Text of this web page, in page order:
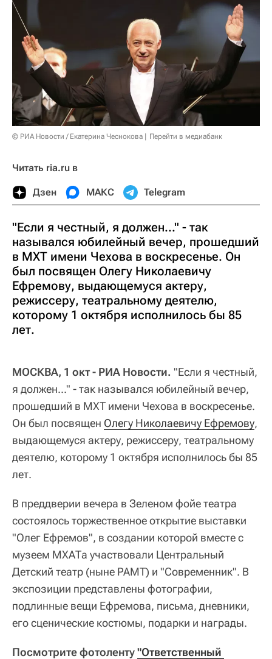
© РИА Новости / Екатерина Чеснокова Перейти в медиабанк
Читать ria.ru в
Дзен МАКС Telegram
"Если я честный, я должен..." - так
назывался юбилейный вечер, прошедший
в МХТ имени Чехова в воскресенье. Он
был посвящен Олегу Николаевичу
Ефремову, выдающемуся актеру,
режиссеру, театральному деятелю,
которому 1 октября исполнилось бы 85
лет.
МОСКВА, 1 окт - РИА Новости. "Если я честный,
я должен..." - так назывался юбилейный вечер,
прошедший в МХТ имени Чехова в воскресенье.
Он был посвящен Олегу Николаевичу Ефремову,
выдающемуся актеру, режиссеру, театральному
деятелю, которому 1 октября исполнилось бы 85
лет.
В преддверии вечера в Зеленом фойе театра
состоялось торжественное открытие выставки
"Олег Ефремов", в создании которой вместе с
музеем МХАТа участвовали Центральный
Детский театр (ныне РАМТ) и "Современник". В
экспозиции представлены фотографии,
подлинные вещи Ефремова, письма, дневники,
его сценические костюмы, подарки и награды.
Посмотрите фотоленту"Ответственный